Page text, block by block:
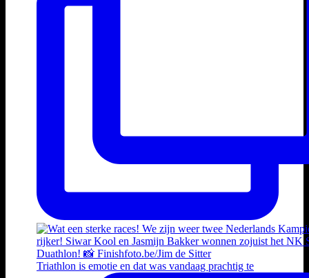
Triathlon is emotie en dat was vandaag prachtig te